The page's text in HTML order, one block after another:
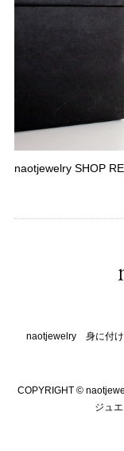
naotjewelry SHOP
naotjewelry 身に付け
COPYRIGHT ©
ジュ